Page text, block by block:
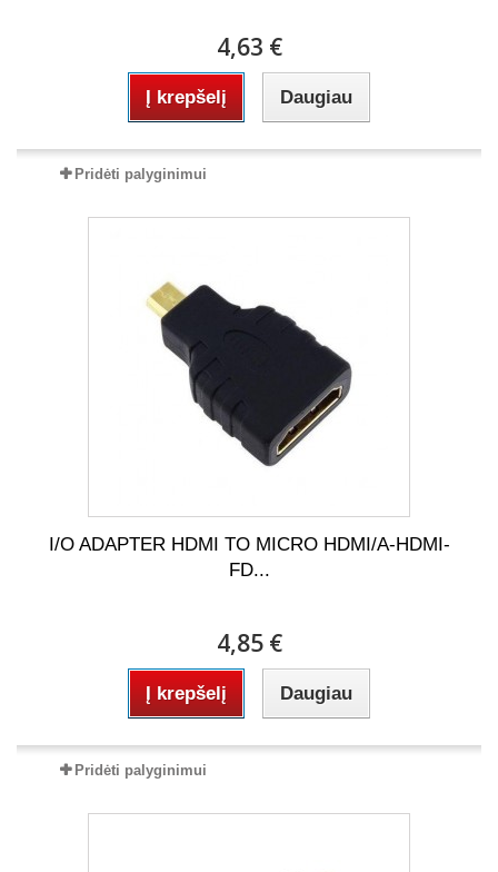
4,63 €
Į krepšelį Daugiau
Pridėti palyginimui
I/O ADAPTER HDMI TO MICRO HDMI/A-HDMI-
FD...
4,85 €
Į krepšelį Daugiau
Pridėti palyginimui